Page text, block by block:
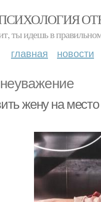
ты идешь в
главная новости
жену на